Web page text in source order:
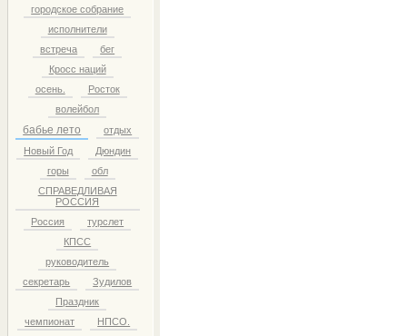
городское собрание
исполнители
встреча
бег
Кросс наций
осень.
Росток
волейбол
бабье лето
отдых
Новый Год
Дюндин
горы
обл
СПРАВЕДЛИВАЯ
РОССИЯ
Россия
турслет
КПСС
руководитель
секретарь
Зудилов
Праздник
чемпионат
НПСО.